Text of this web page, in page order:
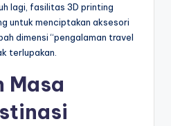
lagi, fasilitas 3D printing
untuk menciptakan aksesori
dimensi “pengalaman travel
terlupakan.
Masa